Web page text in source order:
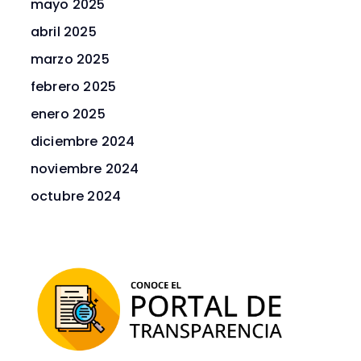
mayo 2025
abril 2025
marzo 2025
febrero 2025
enero 2025
diciembre 2024
noviembre 2024
octubre 2024